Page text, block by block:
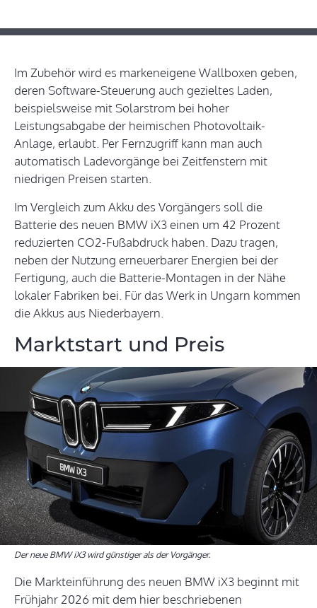
Im Zubehör wird es markeneigene Wallboxen geben,
deren Software-Steuerung auch gezieltes Laden,
beispielsweise mit Solarstrom bei hoher
Leistungsabgabe der heimischen Photovoltaik-
Anlage, erlaubt. Per Fernzugriff kann man auch
automatisch Ladevorgänge bei Zeitfenstern mit
niedrigen Preisen starten.
Im Vergleich zum Akku des Vorgängers soll die
Batterie des neuen BMW iX3 einen um 42 Prozent
reduzierten CO2-Fußabdruck haben. Dazu tragen,
neben der Nutzung erneuerbarer Energien bei der
Fertigung, auch die Batterie-Montagen in der Nähe
lokaler Fabriken bei. Für das Werk in Ungarn kommen
die Akkus aus Niederbayern.
Marktstart und Preis
Der neue BMW iX3 wird günstiger als der Vorgänger.
Die Markteinführung des neuen BMW iX3 beginnt mit
Frühjahr 2026 mit dem hier beschriebenen